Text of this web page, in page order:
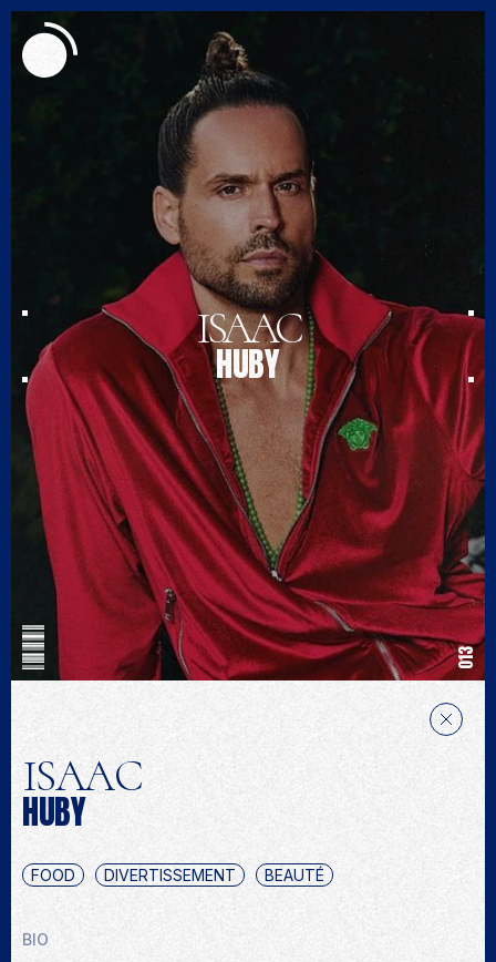
013
ISAAC
HUBY
ISAAC
HUBY
FOOD DIVERTISSEMENT BEAUTÉ
BIO